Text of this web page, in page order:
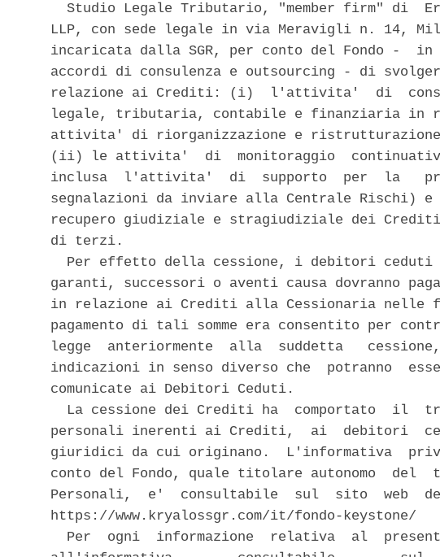
Studio Legale Tributario, "member firm" di
LLP, con sede legale in via Meravigli n. 14,
incaricata dalla SGR, per conto del Fondo -
accordi di consulenza e outsourcing - di
relazione ai Crediti: (i)  l'attivita'  di
legale, tributaria, contabile e finanziaria in
attivita' di riorganizzazione e
(ii) le attivita'  di  monitoraggio
inclusa  l'attivita'  di  supporto  per  la
segnalazioni da inviare alla Centrale
recupero giudiziale e stragiudiziale dei
di terzi.
Per effetto della cessione, i debitori ceduti
garanti, successori o aventi causa dovranno
in relazione ai Crediti alla Cessionaria
pagamento di tali somme era consentito per
legge  anteriormente  alla  suddetta
indicazioni in senso diverso che  potranno
comunicate ai Debitori Ceduti.
La cessione dei Crediti ha  comportato  il
personali inerenti ai Crediti,  ai  debitori
giuridici da cui originano.  L'informativa
conto del Fondo, quale titolare autonomo  del
Personali,  e'  consultabile  sul  sito  web
https://www.kryalossgr.com/it/fondo-keystone/
Per  ogni  informazione  relativa  al